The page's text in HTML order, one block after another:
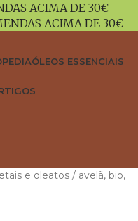
ACIMA DE 30€
ACIMA DE 30€
ÓLEOS ESSENCIAIS
e oleatos
avelã, bio,